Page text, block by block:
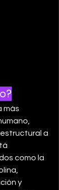
más
a
como la
y